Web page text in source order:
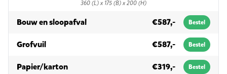
360 (L) x 175 (B) x 200 (H)
Bouw en sloopafvalin 10m³ (gesloten) €587,- Bestel
Grofvuilin 10m³ (gesloten) €587,- Bestel
Papier/kartonin 10m³ (gesloten) €319,- Bestel